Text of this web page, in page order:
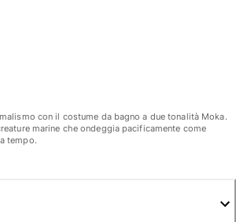
da bagno
con il costume da bagno a due tonalità Moka.
marine che ondeggia pacificamente come
tempo.